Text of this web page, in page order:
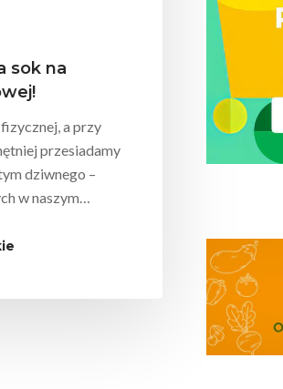
sok na
a przy
przesiadamy
dziwnego –
w naszym…